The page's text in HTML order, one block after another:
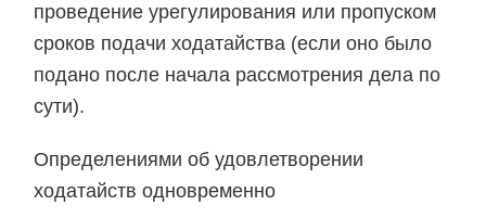
проведение урегулирования или пропуском
сроков подачи ходатайства (если оно было
подано после начала рассмотрения дела по
сути).
Определениями об удовлетворении
ходатайств одновременно